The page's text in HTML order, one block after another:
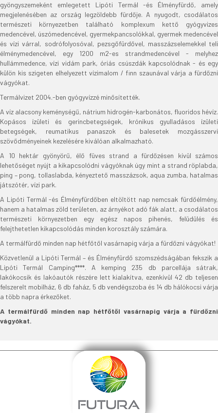
gyöngyszemeként emlegetett Lipóti Termál -és Élményfürdő, amely
megjelenésében az ország legzöldebb fürdője. A nyugodt, csodálatos
természeti környezetben található komplexum kettő gyógyvizes
medencével, úszómedencével, gyermekpancsolókkal, gyermek medencével
és vízi várral, sodrófolyosóval, pezsgőfürdővel, masszázselemekkel teli
élménymedencével, egy 1200 m2-es strandmedencével - melyhez
hullámmedence, vízi vidám park, óriás csúszdák kapcsolódnak - és egy
külön kis szigeten elhelyezett vízimalom / finn szaunával várja a fürdőzni
vágyókat.
Termálvizet 2004.-ben gyógyvízzé minősítették.
A víz alacsony keménységű, nátrium hidrogén-karbonátos, fluoridos hévíz.
Kopásos ízületi és gerincbetegségek, krónikus gyulladásos ízületi
betegségek, reumatikus panaszok és balesetek mozgásszervi
szövődményeinek kezelésére kiválóan alkalmazható.
A 10 hektár gyönyörű, élő füves strand a fürdőzésen kívül számos
lehetőséget nyújt a kikapcsolódni vágyóknak úgy mint a strand röplabda,
ping – pong, tollaslabda, kényeztető masszázsok, aqua zumba, hatalmas
játszótér, vízi park.
A Lipóti Termál -és Élményfürdőben eltöltött nap nemcsak fürdőélmény,
hanem a hatalmas zöld területen, az árnyékot adó fák alatt, a csodálatos
természeti környezetben egy egész napos pihenés, felüdülés és
felejthetetlen kikapcsolódás minden korosztály számára.
A termálfürdő minden nap hétfőtől vasárnapig várja a fürdőzni vágyókat!
Közvetlenül a Lipóti Termál – és Élményfürdő szomszédságában fekszik a
Lipóti Termál Camping****. A kemping 235 db parcellája sátrak,
lakókocsik és lakóautók részére lett kialakítva, ezenkívül 42 db teljesen
felszerelt mobilház, 6 db faház, 5 db vendégszoba és 14 db hálókocsi várja
a több napra érkezőket.
A termálfürdő minden nap hétfőtől vasárnapig várja a fürdőzni
vágyókat.